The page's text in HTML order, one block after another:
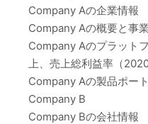
Company Aの企業情報
Company Aの概要と事
Company Aのプラット
上、売上総利益率（
Company Aの製品ポー
Company B
Company Bの会社情報